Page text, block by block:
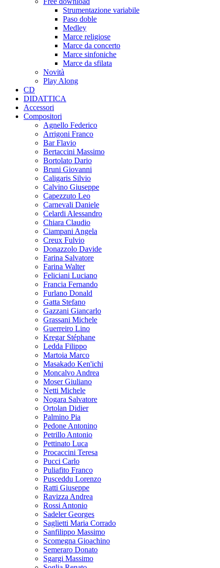
Strumentazione variabile
Paso doble
Medley
Marce religiose
Marce da concerto
Marce sinfoniche
Marce da sfilata
Novità
Play Along
CD
DIDATTICA
Accessori
Compositori
Agnello Federico
Arrigoni Franco
Bar Flavio
Bertaccini Massimo
Bortolato Dario
Bruni Giovanni
Caligaris Silvio
Calvino Giuseppe
Capezzuto Leo
Carnevali Daniele
Celardi Alessandro
Chiara Claudio
Ciampani Angela
Creux Fulvio
Donazzolo Davide
Farina Salvatore
Farina Walter
Feliciani Luciano
Francia Fernando
Furlano Donald
Gatta Stefano
Gazzani Giancarlo
Grassani Michele
Guerreiro Lino
Kregar Stéphane
Ledda Filippo
Martoia Marco
Masakado Ken'ichi
Moncalvo Andrea
Moser Giuliano
Netti Michele
Nogara Salvatore
Ortolan Didier
Palmino Pia
Pedone Antonino
Petrillo Antonio
Pettinato Luca
Procaccini Teresa
Pucci Carlo
Puliafito Franco
Pusceddu Lorenzo
Ratti Giuseppe
Ravizza Andrea
Rossi Antonio
Sadeler Georges
Saglietti Maria Corrado
Sanfilippo Massimo
Scomegna Gioachino
Semeraro Donato
Sgargi Massimo